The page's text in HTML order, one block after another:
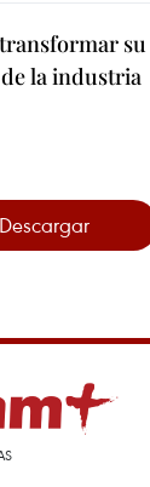
su
la industria
Descargar